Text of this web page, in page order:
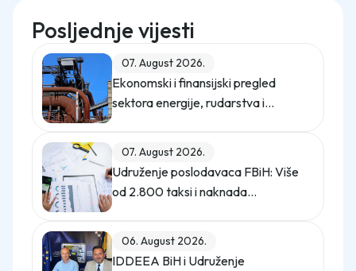
Posljednje vijesti
07. August 2026.
Ekonomski i finansijski pregled
sektora energije, rudarstva i
07. August 2026.
Udruženje poslodavaca FBiH: Više
od 2.800 taksi i naknada
06. August 2026.
IDDEEA BiH i Udruženje